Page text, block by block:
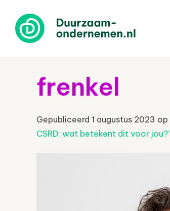
frenkel
Gepubliceerd 1 augustus 2023 op
CSRD: wat betekent dit voor jou?’